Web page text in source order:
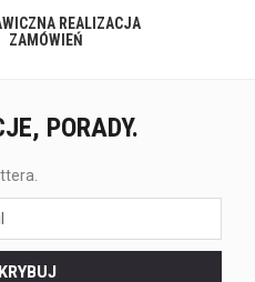
REALIZACJA
ZAMÓWIEŃ
PORADY.